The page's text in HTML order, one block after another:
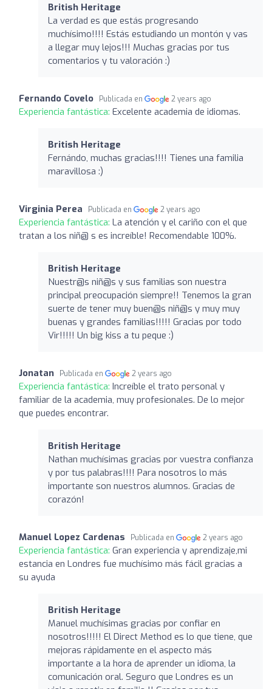
British Heritage
La verdad es que estás progresando
muchísimo!!!! Estás estudiando un montón y vas
a llegar muy lejos!!! Muchas gracias por tus
comentarios y tu valoración :)
Fernando Covelo Publicada en 2 years ago
Experiencia fantástica: Excelente academia de idiomas.
British Heritage
Fernándo, muchas gracias!!!! Tienes una familia
maravillosa :)
Virginia Perea Publicada en 2 years ago
Experiencia fantástica: La atención y el cariño con el que
tratan a los niñ@ s es increíble! Recomendable 100%.
British Heritage
Nuestr@s niñ@s y sus familias son nuestra
principal preocupación siempre!! Tenemos la gran
suerte de tener muy buen@s niñ@s y muy muy
buenas y grandes familias!!!!! Gracias por todo
Vir!!!!! Un big kiss a tu peque :)
Jonatan Publicada en 2 years ago
Experiencia fantástica: Increíble el trato personal y
familiar de la academia, muy profesionales. De lo mejor
que puedes encontrar.
British Heritage
Nathan muchísimas gracias por vuestra confianza
y por tus palabras!!!! Para nosotros lo más
importante son nuestros alumnos. Gracias de
corazón!
Manuel Lopez Cardenas Publicada en 2 years ago
Experiencia fantástica: Gran experiencia y aprendizaje,mi
estancia en Londres fue muchísimo más fácil gracias a
su ayuda
British Heritage
Manuel muchísimas gracias por confiar en
nosotros!!!!! El Direct Method es lo que tiene, que
mejoras rápidamente en el aspecto más
importante a la hora de aprender un idioma, la
comunicación oral. Seguro que Londres es un